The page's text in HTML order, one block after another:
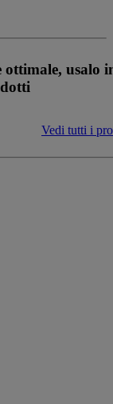
ottimale, usalo
Vedi tutti i